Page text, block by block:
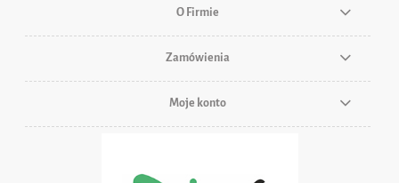
O Firmie
Zamówienia
Moje konto